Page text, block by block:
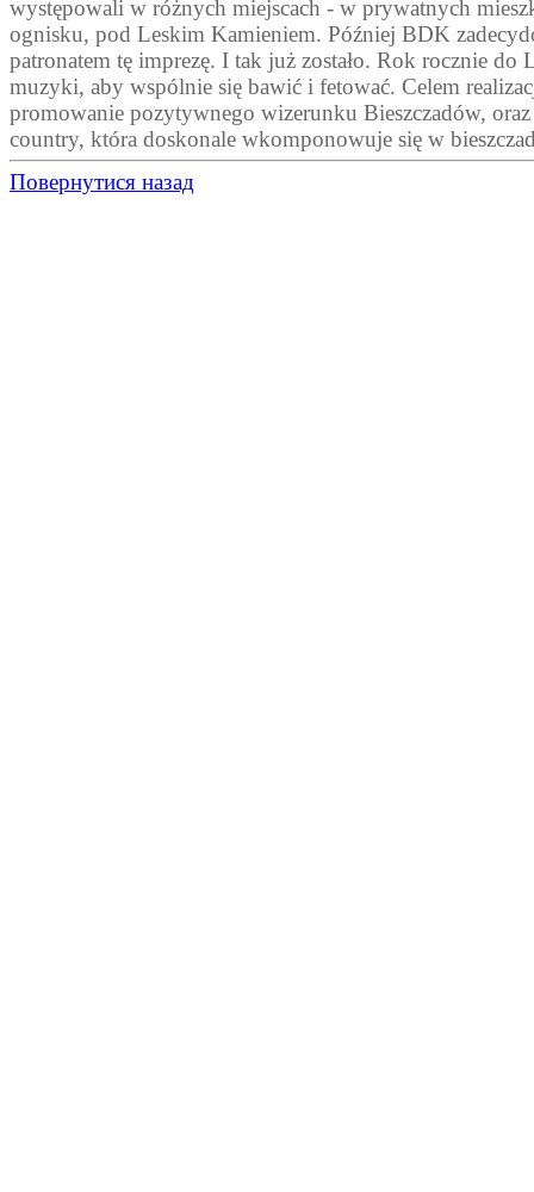
występowali w różnych miejscach - w prywatnych
ognisku, pod Leskim Kamieniem. Później BDK
patronatem tę imprezę. I tak już zostało. Rok rocznie do
muzyki, aby wspólnie się bawić i fetować. Celem
promowanie pozytywnego wizerunku Bieszczadów,
country, która doskonale wkomponowuje się w
Повернутися назад